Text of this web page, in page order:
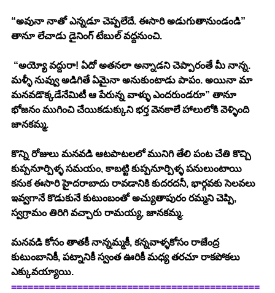
“అవునా నాతో ఎన్నడూ చెప్పలేదే. ఈసారి అడుగుతానుండండి”
తానూ లేచాడు డైనింగ్ టేబుల్ వద్దనుంచి.
మళ్ళీ నువ్వు అడిగితే ఏమైనా అనుకుంటాడు పాపం. అయినా మా
మనవడొక్కడేనేమిటీ ఆ పేరున్న వాళ్ళు ఎందరుండరూ” తానూ
భోజనం ముగించి చేయికడుక్కుని భర్త వెనకాలే హాలులోకి వెళ్ళింది
జానకమ్మ.
కొన్ని రోజులు మనవడి ఆటపాటలలో మునిగి తేలి పంట చేతి కొచ్చి
కుప్పనూర్పిళ్ళ సమయం, కాబట్టి కుప్పనూర్పిళ్ళ పనులుంటాయి
కనుక ఈసారి హైదరాబాదు రావడానికి కుదరదనీ, భార్గవకు సెలవలు
ఇవ్వగానే కొడుకునే కుటుంబంతో అచ్యుతాపురం రమ్మని చెప్పి,
స్వగ్రామం తిరిగి వచ్చారు రామయ్య, జానకమ్మ.
మనవడి కోసం తాతకీ నాన్నమ్మకీ, కన్నవాళ్ళకోసం రాజేంద్ర
కుటుంబానికీ, పట్నానికీ స్వంత ఊరికీ మధ్య తరచూ రాకపోకలు
ఎక్కువయ్యాయి.
=============================================